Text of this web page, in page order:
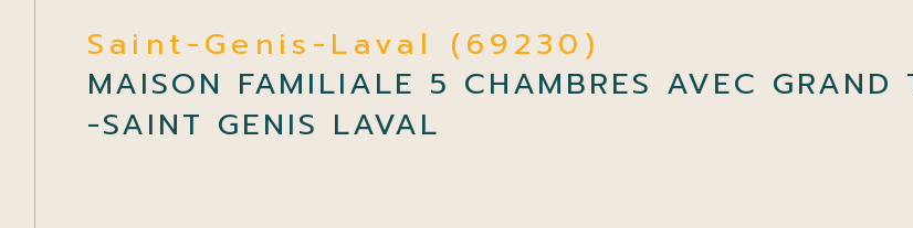
Saint-Genis-Laval (69230)
MAISON FAMILIALE 5 CHAMBRES AVEC GRAND
-SAINT GENIS LAVAL